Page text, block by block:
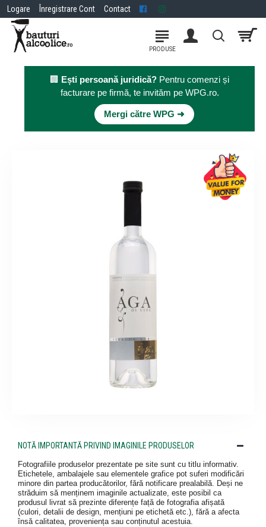
Logare Înregistrare Cont Contact
🏢 Ești persoană juridică? Pentru comenzi și
facturare pe firmă, te invităm pe WPG.ro.
Mergi către WPG ➜
NOTĂ IMPORTANTĂ PRIVIND IMAGINILE PRODUSELOR
Fotografiile produselor prezentate pe site sunt cu titlu informativ.
Etichetele, ambalajele sau elementele grafice pot suferi modificări
minore din partea producătorilor, fără notificare prealabilă. Deși ne
străduim să menținem imaginile actualizate, este posibil ca
produsul livrat să prezinte diferențe față de fotografia afișată
(culori, detalii de design, mențiuni pe etichetă etc.), fără a afecta
însă calitatea, proveniența sau conținutul acestuia.